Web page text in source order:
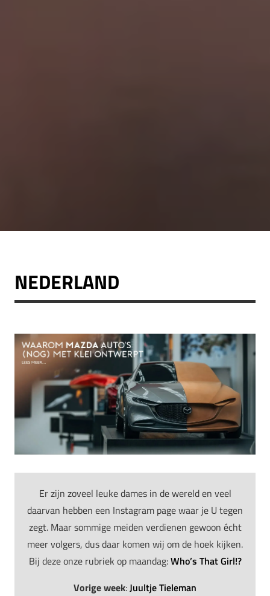
NEDERLAND
Er zijn zoveel leuke dames in de wereld en veel
daarvan hebben een Instagram page waar je U tegen
zegt. Maar sommige meiden verdienen gewoon écht
meer volgers, dus daar komen wij om de hoek kijken.
Bij deze onze rubriek op maandag:Who’s That Girl!?
Vorige week:Juultje Tieleman